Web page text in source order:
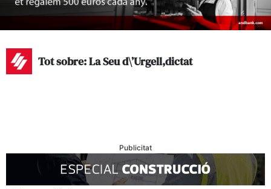
Tot sobre: La Seu d\’Urgell,dictat
Publicitat